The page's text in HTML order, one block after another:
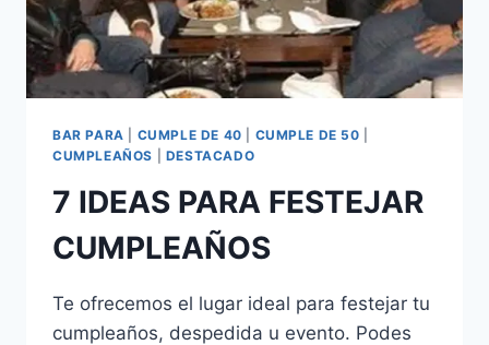
BAR PARA CUMPLE DE 40 CUMPLE DE 50
CUMPLEAÑOS
DESTACADO
7 IDEAS PARA FESTEJAR
CUMPLEAÑOS
Te ofrecemos el lugar ideal para festejar tu
cumpleaños, despedida u evento. Podes